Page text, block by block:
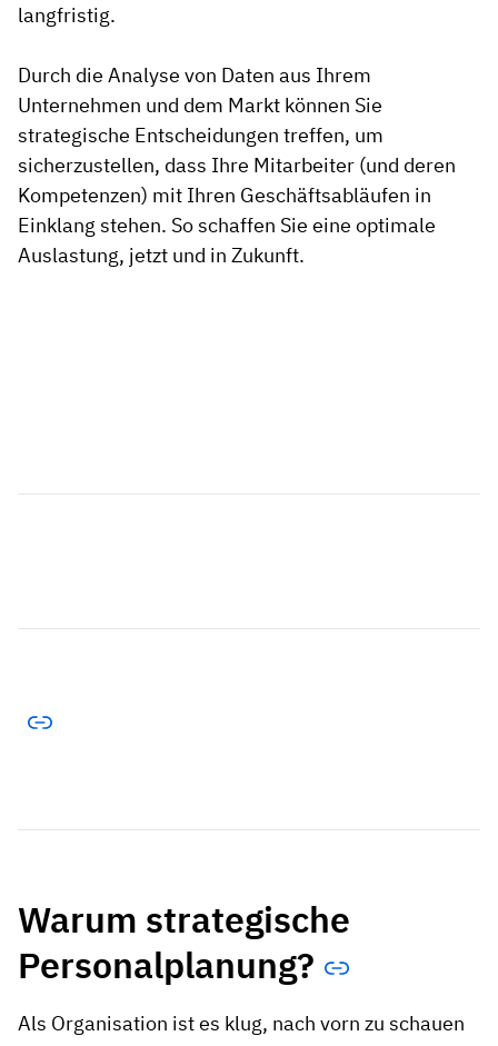
langfristig.
Durch die Analyse von Daten aus Ihrem
Unternehmen und dem Markt können Sie
strategische Entscheidungen treffen, um
sicherzustellen, dass Ihre Mitarbeiter (und deren
Kompetenzen) mit Ihren Geschäftsabläufen in
Einklang stehen. So schaffen Sie eine optimale
Auslastung, jetzt und in Zukunft.
Warum strategische
Personalplanung?
Als Organisation ist es klug, nach vorn zu schauen